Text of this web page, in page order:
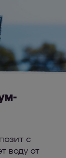
с
воду от